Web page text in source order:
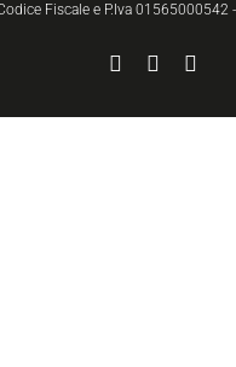
Fiscale e P.Iva
FacebookYouTube